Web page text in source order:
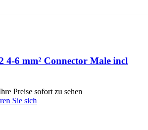
4-6 mm² Connector Male incl
Preise sofort zu sehen
Sie sich